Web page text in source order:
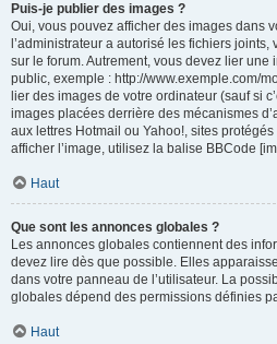
Puis-je publier des images ?
Oui, vous pouvez afficher des images dans
l’administrateur a autorisé les fichiers
sur le forum. Autrement, vous devez lier
public, exemple : http://www.exemple.com/
lier des images de votre ordinateur (sauf si
images placées derrière des mécanismes
aux lettres Hotmail ou Yahoo!, sites
afficher l’image, utilisez la balise BBCode
Haut
Que sont les annonces globales ?
Les annonces globales contiennent des
devez lire dès que possible. Elles
dans votre panneau de l’utilisateur. La
globales dépend des permissions définies
Haut